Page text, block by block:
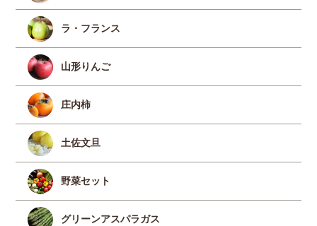
ラ・フランス
山形りんご
庄内柿
土佐文旦
野菜セット
グリーンアスパラガス